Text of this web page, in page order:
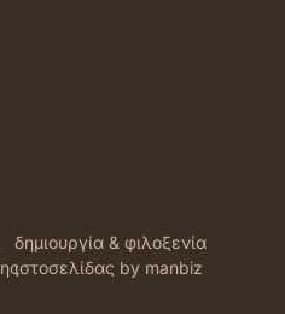
δημιουργία & φιλοξενία
ιστοσελίδας by manbiz